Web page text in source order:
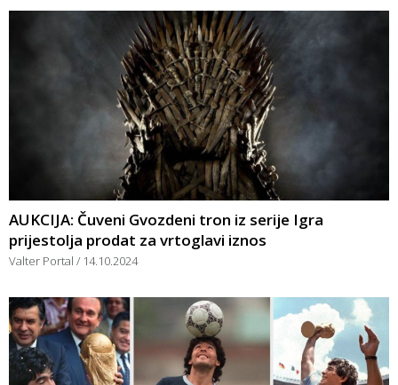
AUKCIJA: Čuveni Gvozdeni tron iz serije Igra
prijestolja prodat za vrtoglavi iznos
Valter Portal 14.10.2024